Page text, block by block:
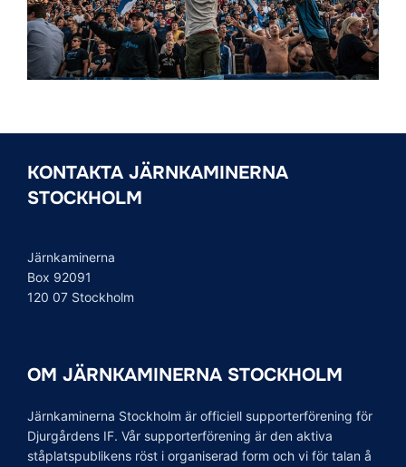
KONTAKTA JÄRNKAMINERNA
STOCKHOLM
Järnkaminerna
Box 92091
120 07 Stockholm
OM JÄRNKAMINERNA STOCKHOLM
Järnkaminerna Stockholm är officiell supporterförening för
Djurgårdens IF. Vår supporterförening är den aktiva
ståplatspublikens röst i organiserad form och vi för talan å